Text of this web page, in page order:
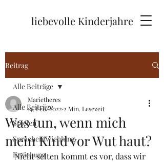
liebevolle Kinderjahre
Beitrag
Alle Beiträge
Spielen
Sprachentwichlung
Erziehung
Alle Beiträge
Was tun, wenn mich
mein Kind vor Wut haut?
Marietheres
14. Feb. 2022 2 Min. Lesezeit
Nicht selten kommt es vor, dass wir